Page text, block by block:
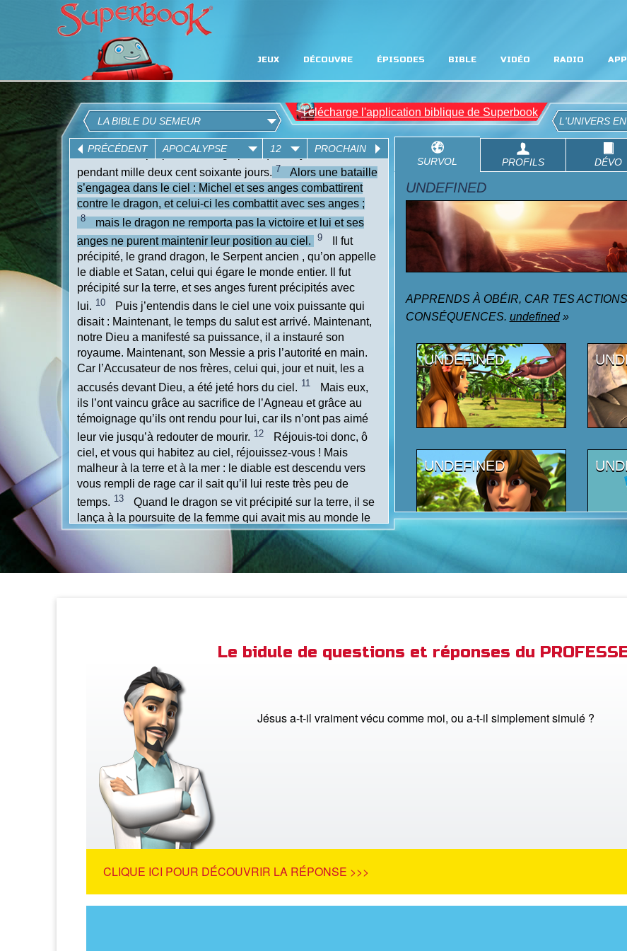
JEUX DÉCOUVRE ÉPISODES BIBLE VIDÉO RADIO
Le bidule de questions et réponses du
Jésus a-t-il vraiment vécu comme moi, ou a-t-il simplement simulé ?
CLIQUE ICI POUR DÉCOUVRIR LA RÉPONSE >>>